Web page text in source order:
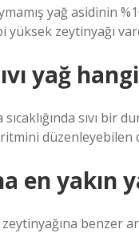
yağ asidinin
yüksek zeytinyağı
yağ
sıcaklığında sıvı
düzenleyebilen
en yakın
zeytinyağına